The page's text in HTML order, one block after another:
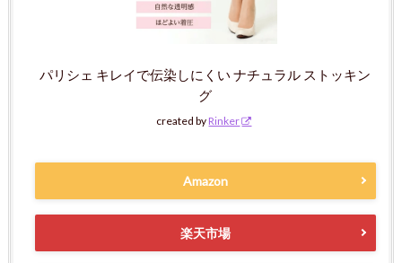
パリシェ キレイで伝染しにくい ナチュラル ストッキン
グ
created by Rinker
Amazon
楽天市場